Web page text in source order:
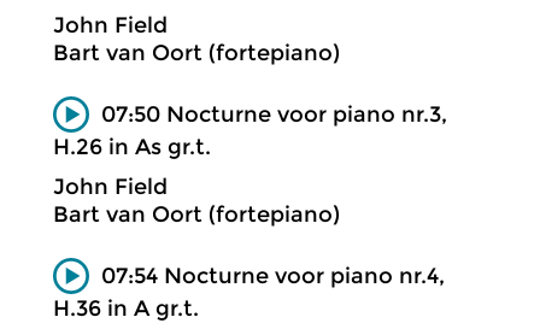
John Field
Bart van Oort (fortepiano)
07:50 Nocturne voor piano nr.3,
H.26 in As gr.t.
John Field
Bart van Oort (fortepiano)
07:54 Nocturne voor piano nr.4,
H.36 in A gr.t.